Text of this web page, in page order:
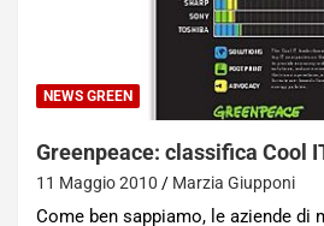
NEWS GREEN
Greenpeace: classifica Cool
11 Maggio 2010 Marzia Giupponi
Come ben sappiamo, le aziende di